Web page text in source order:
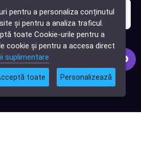
✕
Cauți o aplicație
software?
clienți pentru compania mea IT
achiziții software
pentru a personaliza conținutul
și pentru a analiza traficul.
toate Cookie-urile pentru a
cookie și pentru a accesa direct
suplimentare
toate Personalizează